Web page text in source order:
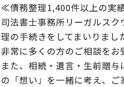
≪債務整理1,400件以上の実
司法書士事務所リーガルス
理の手続きをしてまいりまし
非常に多くの方のご相談をお
また、相続・遺言・生前贈
の「想い」を一緒に考え、ご